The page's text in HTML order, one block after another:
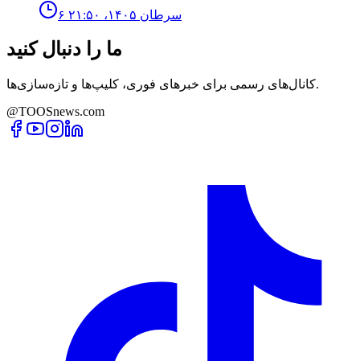
۶ سرطان ۱۴۰۵، ۲۱:۵۰
ما را دنبال کنید
کانال‌های رسمی برای خبرهای فوری، کلیپ‌ها و تازه‌سازی‌ها.
@TOOSnews.com